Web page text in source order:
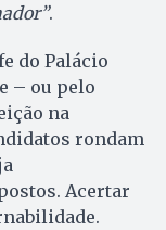
.
do Palácio
– ou pelo
na
rondam
Acertar